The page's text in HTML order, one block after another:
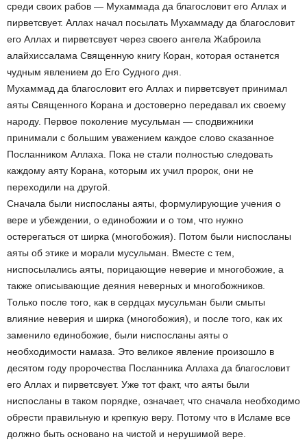
среди своих рабов — Мухаммада да благословит его Аллах и
пирветсвует. Аллах начал посылать Мухаммаду да благословит
его Аллах и пирветсвует через своего ангела Жаброила
алайхиссалама Священную книгу Коран, которая останется
чудным явлением до Его Судного дня.
Мухаммад да благословит его Аллах и пирветсвует принимал
аяты Священного Корана и достоверно передавал их своему
народу. Первое поколение мусульман — сподвижники
принимали с большим уважением каждое слово сказанное
Посланником Аллаха. Пока не стали полностью следовать
каждому аяту Корана, которым их учил пророк, они не
переходили на другой.
Сначала были ниспосланы аяты, формулирующие учения о
вере и убеждении, о единобожии и о том, что нужно
остерегаться от ширка (многобожия). Потом были ниспосланы
аяты об этике и морали мусульман. Вместе с тем,
ниспосылались аяты, порицающие неверие и многобожие, а
также описывающие деяния неверных и многобожников.
Только после того, как в сердцах мусульман были смыты
влияние неверия и ширка (многобожия), и после того, как их
заменило единобожие, были ниспосланы аяты о
необходимости намаза. Это великое явление произошло в
десятом году пророчества Посланника Аллаха да благословит
его Аллах и пирветсвует. Уже тот факт, что аяты были
ниспосланы в таком порядке, означает, что сначала необходимо
обрести правильную и крепкую веру. Потому что в Исламе все
должно быть основано на чистой и нерушимой вере.